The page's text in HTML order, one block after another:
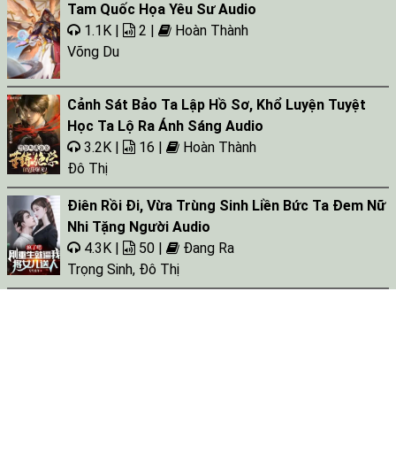
Tam Quốc Họa Yêu Sư Audio
1.1K |
2 |
Hoàn Thành
Võng Du
Cảnh Sát Bảo Ta Lập Hồ Sơ, Khổ Luyện Tuyệt
Học Ta Lộ Ra Ánh Sáng Audio
3.2K |
16 |
Hoàn Thành
Đô Thị
Điên Rồi Đi, Vừa Trùng Sinh Liền Bức Ta Đem Nữ
Nhi Tặng Người Audio
4.3K |
50 |
Đang Ra
Trọng Sinh, Đô Thị